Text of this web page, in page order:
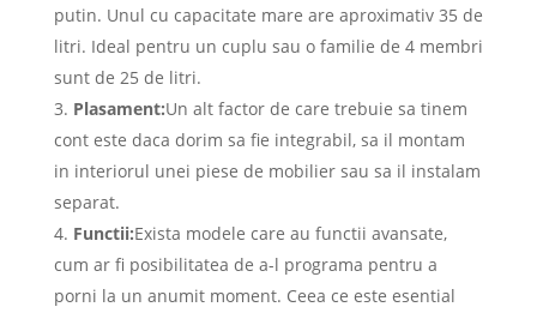
putin. Unul cu capacitate mare are aproximativ 35 de
litri. Ideal pentru un cuplu sau o familie de 4 membri
sunt de 25 de litri.
Plasament:Un alt factor de care trebuie sa tinem
cont este daca dorim sa fie integrabil, sa il montam
in interiorul unei piese de mobilier sau sa il instalam
separat.
Functii:Exista modele care au functii avansate,
cum ar fi posibilitatea de a-l programa pentru a
porni la un anumit moment. Ceea ce este esential